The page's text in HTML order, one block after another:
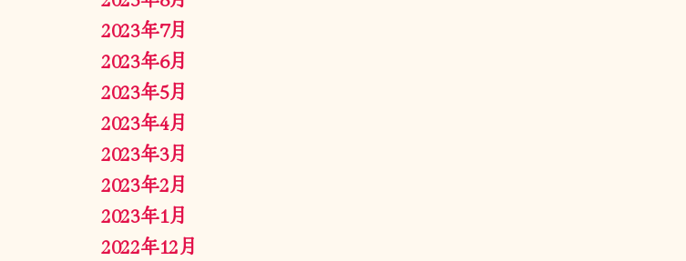
2023年7月
2023年6月
2023年5月
2023年4月
2023年3月
2023年2月
2023年1月
2022年12月